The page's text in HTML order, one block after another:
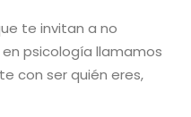
te invitan a no
psicología llamamos
con ser quién eres,